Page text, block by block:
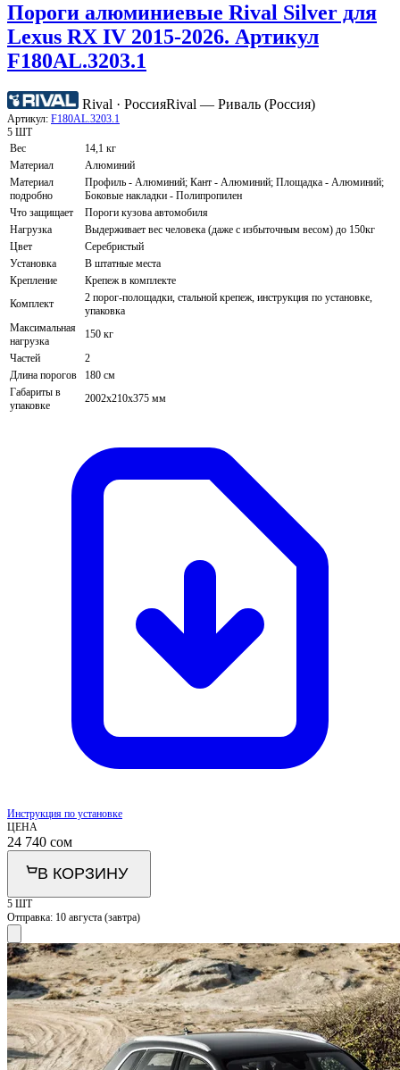
Пороги алюминиевые Rival Silver для
Lexus RX IV 2015-2026. Артикул
F180AL.3203.1
Rival · РоссияRival — Риваль (Россия)
Артикул: F180AL.3203.1
5 ШТ
Вес
14,1 кг
Материал
Алюминий
Материал
подробно
Профиль - Алюминий; Кант - Алюминий; Площадка - Алюминий;
Боковые накладки - Полипропилен
Что защищает
Пороги кузова автомобиля
Нагрузка
Выдерживает вес человека (даже с избыточным весом) до 150кг
Цвет
Серебристый
Установка
В штатные места
Крепление
Крепеж в комплекте
Комплект
2 порог-полощадки, стальной крепеж, инструкция по установке,
упаковка
Максимальная
нагрузка
150 кг
Частей
2
Длина порогов
180 см
Габариты в
упаковке
2002х210х375 мм
Инструкция по установке
ЦЕНА
24 740 сом
В КОРЗИНУ
5 ШТ
Отправка: 10 августа (завтра)